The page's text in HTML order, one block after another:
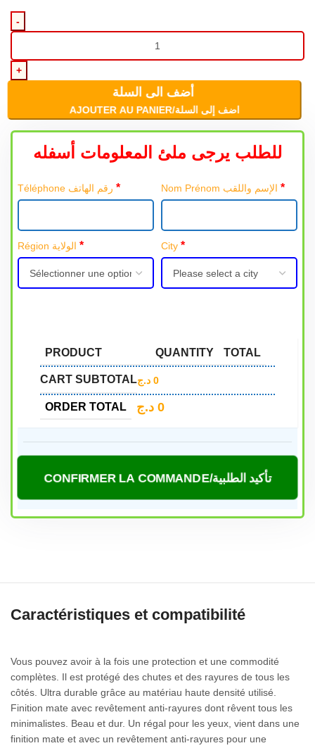
أضف الى السلة
AJOUTER AU PANIER/اضف إلى السلة
للطلب يرجى ملئ المعلومات أسفله
Téléphone رقم الهاتف* *
Région الولاية* City *
PRODUCT QUANTITY TOTAL
CART SUBTOTAL 0 د.ج
ORDER TOTAL 0 د.ج
CONFIRMER LA COMMANDE/تأكيد الطلبية
Caractéristiques et compatibilité
Vous pouvez avoir à la fois une protection et une commodité
complètes. Il est protégé des chutes et des rayures de tous les
côtés. Ultra durable grâce au matériau haute densité utilisé.
Finition mate avec revêtement anti-rayures dont rêvent tous les
minimalistes. Beau et dur. Un régal pour les yeux, vient dans une
finition mate et avec un revêtement anti-rayures pour une